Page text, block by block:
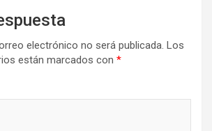
electrónico no será publicada. Los
están marcados con *